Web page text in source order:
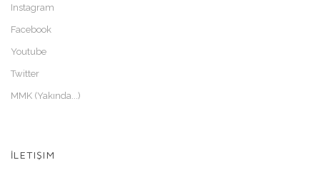
Instagram
Facebook
Youtube
Twitter
MMK (Yakında...)
İLETIŞIM